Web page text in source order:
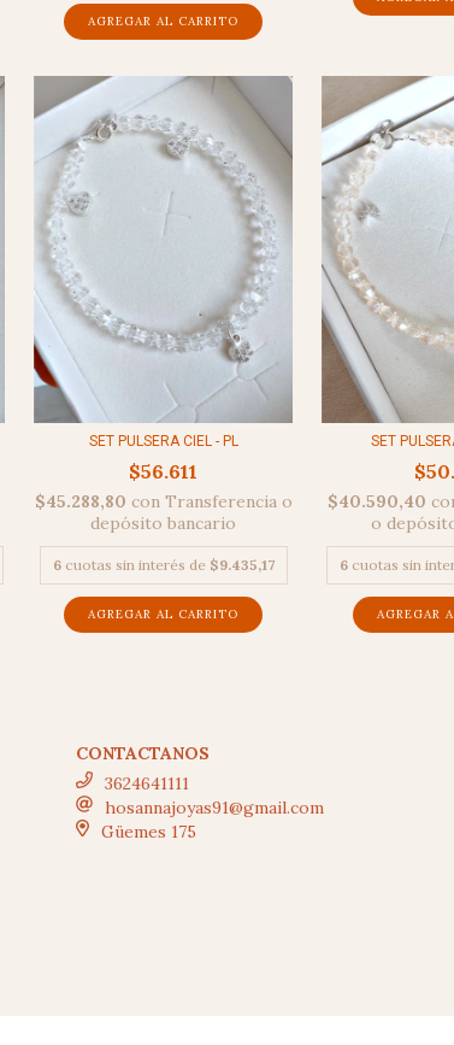
SET PULSERA CIEL - PL
$56.611
$45.288,80 con Transferencia o
depósito bancario
6 cuotas sin interés de $9.435,17
SET
$40.590,40
o
6 cuotas sin
CONTACTANOS
3624641111
hosannajoyas91@gmail.com
Güemes 175